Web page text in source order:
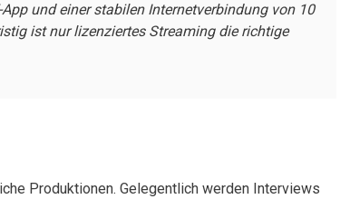
und einer stabilen Internetverbindung von 10
ist nur lizenziertes Streaming die richtige
Produktionen. Gelegentlich werden Interviews